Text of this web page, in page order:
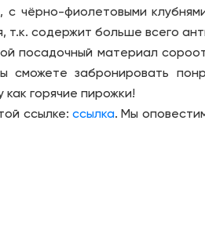
чёрно-фиолетовыми
т.к. содержит больше всего
посадочный материал
сможете забронировать
горячие пирожки!
ссылке: ссылка. Мы